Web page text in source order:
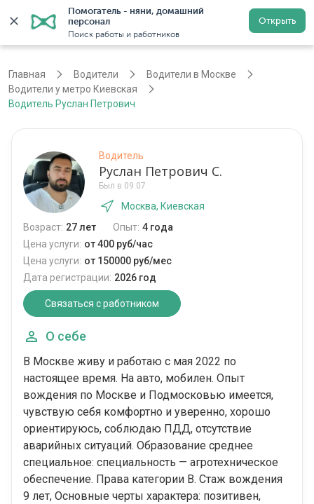
Помогатель - няни, домашний
персонал
Поиск работы и работников
Открыть
Регистрация
Главная Водители
Водители в Москве
Водители у метро Киевская
Водитель Руслан Петрович
Водитель
Руслан Петрович С.
Был в 09:07
Москва, Киевская
Возраст: 27 лет Опыт: 4 года
Цена услуги: от 400 руб/час
Цена услуги: от 150000 руб/мес
Дата регистрации: 2026 год
Связаться с работником
О себе
В Москве живу и работаю с мая 2022 по
настоящее время. На авто, мобилен. Опыт
вождения по Москве и Подмосковью имеется,
чувствую себя комфортно и уверенно, хорошо
ориентируюсь, соблюдаю ПДД, отсутствие
аварийных ситуаций. Образование среднее
специальное: специальность — агротехническое
обеспечение. Права категории В. Стаж вождения
9 лет, Основные черты характера: позитивен,